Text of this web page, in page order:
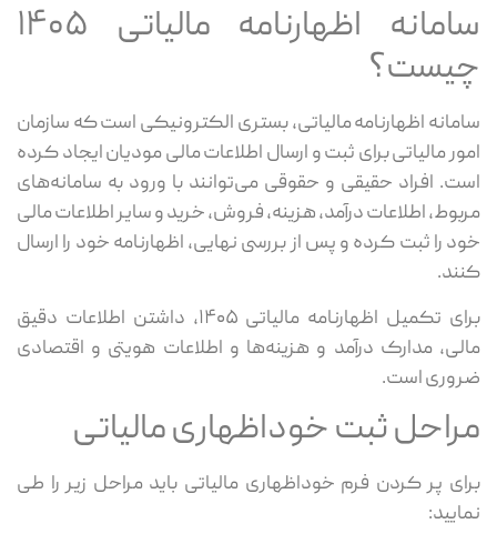
سامانه اظهارنامه مالیاتی ۱۴۰۵
چیست؟
سامانه اظهارنامه مالیاتی، بستری الکترونیکی است که سازمان
امور مالیاتی برای ثبت و ارسال اطلاعات مالی مودیان ایجاد کرده
است. افراد حقیقی و حقوقی می‌توانند با ورود به سامانه‌های
مربوط، اطلاعات درآمد، هزینه، فروش، خرید و سایر اطلاعات مالی
خود را ثبت کرده و پس از بررسی نهایی، اظهارنامه خود را ارسال
کنند.
برای تکمیل اظهارنامه مالیاتی ۱۴۰۵، داشتن اطلاعات دقیق
مالی، مدارک درآمد و هزینه‌ها و اطلاعات هویتی و اقتصادی
ضروری است.
مراحل ثبت خوداظهاری مالیاتی
برای پر کردن فرم خوداظهاری مالیاتی باید مراحل زیر را طی
نمایید: